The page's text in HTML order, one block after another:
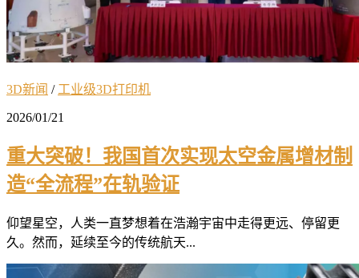
3D新闻 / 工业级3D打印机
2026/01/21
重大突破！我国首次实现太空金属增材制
造“全流程”在轨验证
仰望星空，人类一直梦想着在浩瀚宇宙中走得更远、停留更
久。然而，延续至今的传统航天...